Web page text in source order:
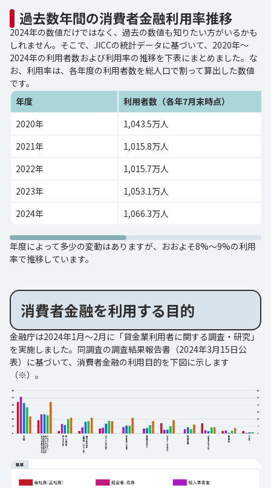
過去数年間の消費者金融利用率推移
2024年の数値だけではなく、過去の数値も知りたい方がいるかも
しれません。そこで、JICCの統計データに基づいて、2020年～
2024年の利用者数および利用率の推移を下表にまとめました。な
お、利用率は、各年度の利用者数を総人口で割って算出した数値
です。
年度
利用者数（各年7月末時点）
2020年
1,043.5万人
2021年
1,015.8万人
2022年
1,015.7万人
2023年
1,053.1万人
2024年
1,066.3万人
年度によって多少の変動はありますが、おおよそ8%～9%の利用
率で推移しています。
消費者金融を利用する目的
金融庁は2024年1月～2月に「貸金業利用者に関する調査・研究」
を実施しました。同調査の調査結果報告書（2024年3月15日公
表）に基づいて、消費者金融の利用目的を下図に示します
（※）。